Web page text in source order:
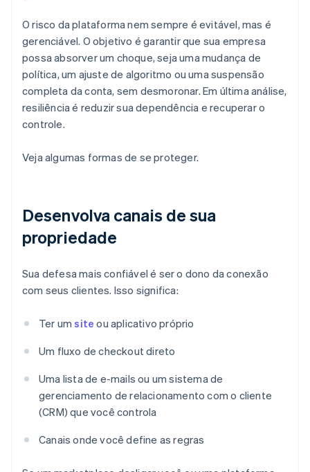
O risco da plataforma nem sempre é evitável, mas é
gerenciável. O objetivo é garantir que sua empresa
possa absorver um choque, seja uma mudança de
política, um ajuste de algoritmo ou uma suspensão
completa da conta, sem desmoronar. Em última análise,
resiliência é reduzir sua dependência e recuperar o
controle.
Veja algumas formas de se proteger.
Desenvolva canais de sua
propriedade
Sua defesa mais confiável é ser o dono da conexão
com seus clientes. Isso significa:
Ter umsite ou aplicativo próprio
Um fluxo de checkout direto
Uma lista de e-mails ou um sistema de
gerenciamento de relacionamento com o cliente
(CRM) que você controla
Canais onde você define as regras